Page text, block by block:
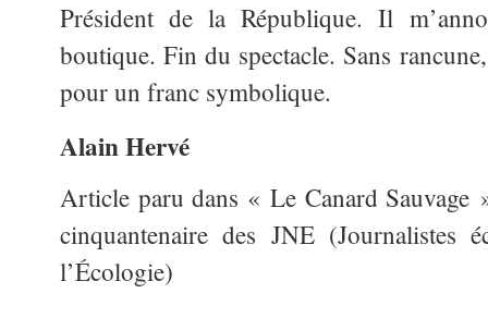
Président de la République. Il
boutique. Fin du spectacle. Sans
pour un franc symbolique.
Alain Hervé
Article paru dans « Le Canard Sauvage
cinquantenaire des JNE (Journalistes
l’Écologie)